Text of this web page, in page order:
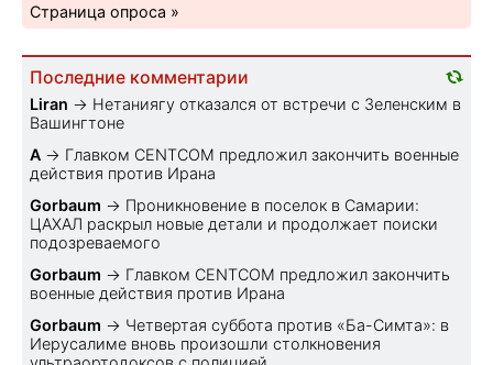
Страница опроса »
Последние комментарии
Liran → Нетаниягу отказался от встречи с Зеленским в
Вашингтоне
A → Главком CENTCOM предложил закончить военные
действия против Ирана
Gorbaum → Проникновение в поселок в Самарии:
ЦАХАЛ раскрыл новые детали и продолжает поиски
подозреваемого
Gorbaum → Главком CENTCOM предложил закончить
военные действия против Ирана
Gorbaum → Четвертая суббота против «Ба-Симта»: в
Иерусалиме вновь произошли столкновения